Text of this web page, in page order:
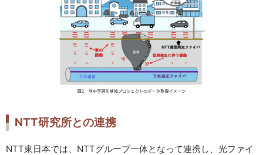
NTT研究所との連携
NTT東日本では、NTTグループ一体となって連携し、光ファイ